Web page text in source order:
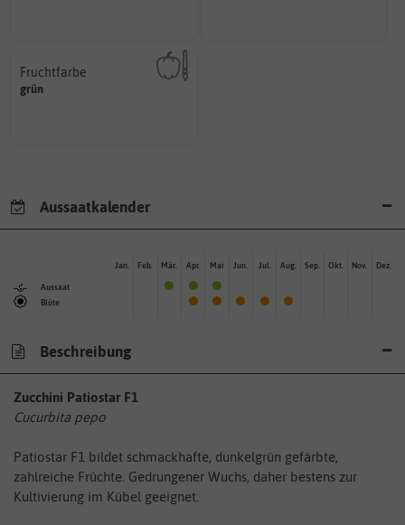
Fruchtfarbe
grün
sie nach dem Reifungsprozess
hat.
Aussaatkalender
Aussaat
Blüte
Jan. Feb. Mär. Apr. Mai Jun. Jul. Aug. Sep. Okt. Nov. Dez.
Beschreibung
Zucchini Patiostar F1
Cucurbita pepo
Patiostar F1 bildet schmackhafte, dunkelgrün gefärbte,
zahlreiche Früchte. Gedrungener Wuchs, daher bestens zur
Kultivierung im Kübel geeignet.